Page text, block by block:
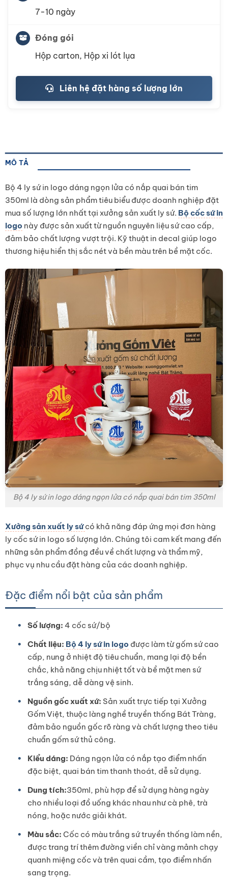
7-10 ngày
Đóng gói
Hộp carton, Hộp xi lót lụa
Liên hệ đặt hàng số lượng lớn
MÔ TẢ
Bộ 4 ly sứ in logo dáng ngọn lửa có nắp quai bán tim
350ml là dòng sản phẩm tiêu biểu được doanh nghiệp đặt
mua số lượng lớn nhất tại xưởng sản xuất ly sứ. Bộ cốc sứ in
logo này được sản xuất từ nguồn nguyên liệu sứ cao cấp,
đảm bảo chất lượng vượt trội. Kỹ thuật in decal giúp logo
thương hiệu hiển thị sắc nét và bền màu trên bề mặt cốc.
Bộ 4 ly sứ in logo dáng ngọn lửa có nắp quai bán tim 350ml
Xưởng sản xuất ly sứcó khả năng đáp ứng mọi đơn hàng
ly cốc sứ in logo số lượng lớn. Chúng tôi cam kết mang đến
những sản phẩm đồng đều về chất lượng và thẩm mỹ,
phục vụ nhu cầu đặt hàng của các doanh nghiệp.
Đặc điểm nổi bật của sản phẩm
Số lượng:4 cốc sứ/bộ
Chất liệu: Bộ 4 ly sứ in logo được làm từ gốm sứ cao
cấp, nung ở nhiệt độ tiêu chuẩn, mang lại độ bền
chắc, khả năng chịu nhiệt tốt và bề mặt men sứ
trắng sáng, dễ dàng vệ sinh.
Nguồn gốc xuất xứ: Sản xuất trực tiếp tại Xưởng
Gốm Việt, thuộc làng nghề truyền thống Bát Tràng,
đảm bảo nguồn gốc rõ ràng và chất lượng theo tiêu
chuẩn gốm sứ thủ công.
Kiểu dáng: Dáng ngọn lửa có nắp tạo điểm nhấn
đặc biệt, quai bán tim thanh thoát, dễ sử dụng.
Dung tích:350ml, phù hợp để sử dụng hàng ngày
cho nhiều loại đồ uống khác nhau như cà phê, trà
nóng, hoặc nước giải khát.
Màu sắc: Cốc có màu trắng sứ truyền thống làm nền,
được trang trí thêm đường viền chỉ vàng mảnh chạy
quanh miệng cốc và trên quai cầm, tạo điểm nhấn
sang trọng.